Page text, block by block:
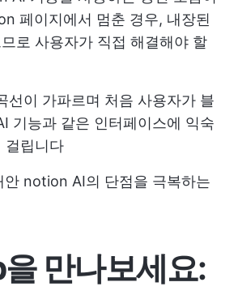
페이지에서 멈춘 경우, 내장된
로 사용자가 직접 해결해야 할
선이 가파르며 처음 사용자가 블
기능과 같은 인터페이스에 익숙
걸립니다
안 notion AI의 단점을 극복하는
만나보세요: